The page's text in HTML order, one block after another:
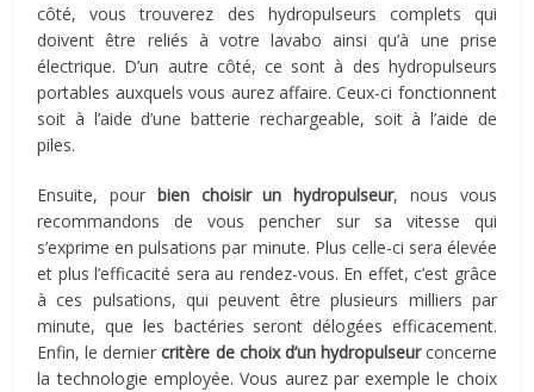
côté, vous trouverez des hydropulseurs complets qui
doivent être reliés à votre lavabo ainsi qu’à une prise
électrique. D’un autre côté, ce sont à des hydropulseurs
portables auxquels vous aurez affaire. Ceux-ci fonctionnent
soit à l’aide d’une batterie rechargeable, soit à l’aide de
piles.
Ensuite, pour bien choisir un hydropulseur, nous vous
recommandons de vous pencher sur sa vitesse qui
s’exprime en pulsations par minute. Plus celle-ci sera élevée
et plus l’efficacité sera au rendez-vous. En effet, c’est grâce
à ces pulsations, qui peuvent être plusieurs milliers par
minute, que les bactéries seront délogées efficacement.
Enfin, le derniercritère de choix d’un hydropulseurconcerne
la technologie employée. Vous aurez par exemple le choix